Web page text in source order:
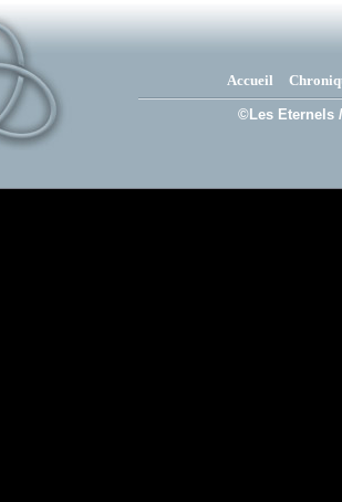
Accueil
©Les Eternels